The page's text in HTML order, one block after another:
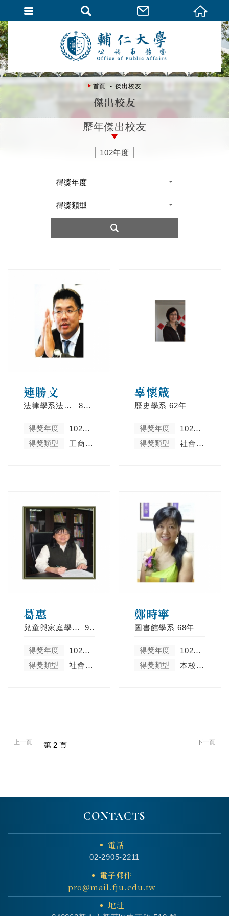
首頁 傑出校友
傑出校友
歷年傑出校友
102年度
連勝文
法律學系法學組 81年
得獎年度 102學年度
得獎類型 工商菁英類
辜懷箴
歷史學系 62年
得獎年度 102學年度
得獎類型 社會服務及彰顯天主教精神類
葛惠
兒童與家庭學系碩士在職專班 96年
得獎年度 102學年度
得獎類型 社會服務及彰顯天主教精神類
鄭時寧
圖書館學系 68年
得獎年度 102學年度
得獎類型 本校特殊貢獻類
上一頁 下一頁
CONTACTS
電話
02-2905-2211
電子郵件
pro@mail.fju.edu.tw
地址